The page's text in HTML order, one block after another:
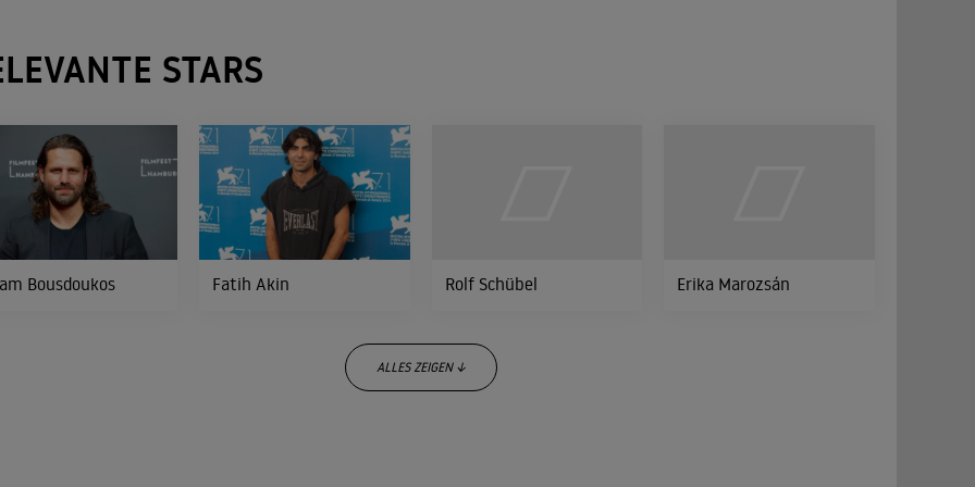
2005
LIEBESDRAMA
2004 The District
TRICKKOMÖDIE
1999 Ein Lied von Liebe und Tod - Gloomy Sunday
STARS
Bousdoukos Fatih Akin Rolf Schübel Erika Marozsán
ALLES ZEIGEN ↓